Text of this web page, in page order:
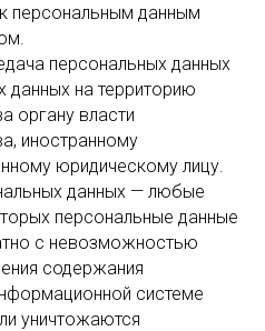
персональным данным
персональных данных
данных на территорию
органу власти
иностранному
юридическому лицу.
данных — любые
персональные данные
с невозможностью
содержания
системе
уничтожаются